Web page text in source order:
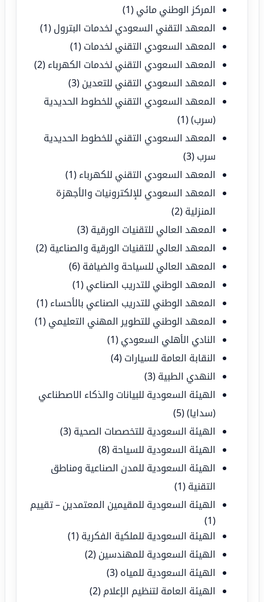
المركز الوطني مائي (1)
المعهد التقني السعودي لخدمات البترول (1)
المعهد السعودي التقني لخدمات (1)
المعهد السعودي التقني لخدمات الكهرباء (2)
المعهد السعودي التقني للتعدين (3)
المعهد السعودي التقني للخطوط الحديدية
(سرب)(1)
المعهد السعودي التقني للخطوط الحديدية
سرب (3)
المعهد السعودي التقني للكهرباء (1)
المعهد السعودي للإلكترونيات والأجهزة
المنزلية (2)
المعهد العالي للتقنيات الورقية (3)
المعهد العالي للتقنيات الورقية والصناعية (2)
المعهد العالي للسياحة والضيافة (6)
المعهد الوطني للتدريب الصناعي (1)
المعهد الوطني للتدريب الصناعي بالأحساء (1)
المعهد الوطني للتطوير المهني التعليمي (1)
النادي الأهلي السعودي (1)
النقابة العامة للسيارات (4)
النهدي الطبية (3)
الهيئة السعودية للبيانات والذكاء الاصطناعي
(سدايا)(5)
الهيئة السعودية للتخصصات الصحية (3)
الهيئة السعودية للسياحة (8)
الهيئة السعودية للمدن الصناعية ومناطق
التقنية (1)
الهيئة السعودية للمقيمين المعتمدين – تقييم
(1)
الهيئة السعودية للملكية الفكرية (1)
الهيئة السعودية للمهندسين (2)
الهيئة السعودية للمياه (3)
الهيئة العامة لتنظيم الإعلام (2)